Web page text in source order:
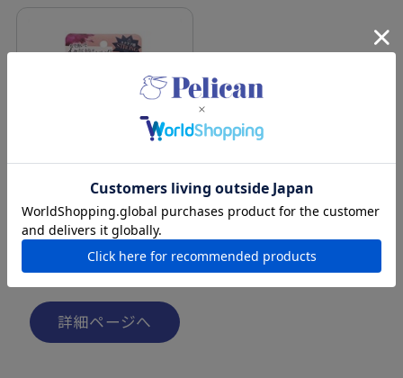
スムーストーン ボディ用あ
かすり石けん
¥550（税込）
詳細ページへ